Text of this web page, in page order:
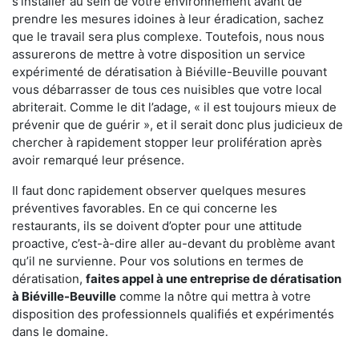
prendre les mesures idoines à leur éradication, sachez
que le travail sera plus complexe. Toutefois, nous nous
assurerons de mettre à votre disposition un service
expérimenté de dératisation à Biéville-Beuville pouvant
vous débarrasser de tous ces nuisibles que votre local
abriterait. Comme le dit l’adage, « il est toujours mieux de
prévenir que de guérir », et il serait donc plus judicieux de
chercher à rapidement stopper leur prolifération après
avoir remarqué leur présence.
Il faut donc rapidement observer quelques mesures
préventives favorables. En ce qui concerne les
restaurants, ils se doivent d’opter pour une attitude
proactive, c’est-à-dire aller au-devant du problème avant
qu’il ne survienne. Pour vos solutions en termes de
dératisation, faites appel à une entreprise de dératisation
à Biéville-Beuville comme la nôtre qui mettra à votre
disposition des professionnels qualifiés et expérimentés
dans le domaine.